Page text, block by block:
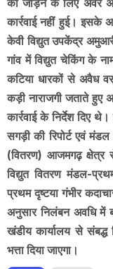
को जोड़ने के लिए अवर
कार्रवाई नहीं हुई। इसके
केवी विद्युत उपकेंद्र
गांव में विद्युत चेकिंग के
कटिया धारकों से अवैध
कड़ी नाराजगी जताते हुए
कार्रवाई के निर्देश दिए
सगड़ी की रिपोर्ट एवं
(वितरण) आजमगढ़ क्षेत्र
विद्युत वितरण मंडल-
प्रथम दृष्टया गंभीर
अनुसार निलंबन अवधि में
खंडीय कार्यालय से संबद्ध
भत्ता दिया जाएगा।